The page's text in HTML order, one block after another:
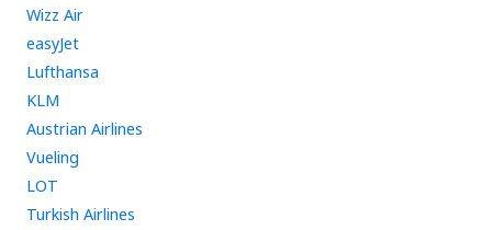
Wizz Air
easyJet
Lufthansa
KLM
Austrian Airlines
Vueling
LOT
Turkish Airlines